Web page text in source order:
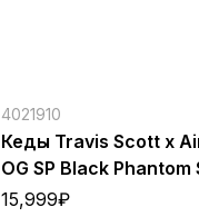
4021910
Кеды Travis Scott x
OG SP Black Phantom
15,999₽